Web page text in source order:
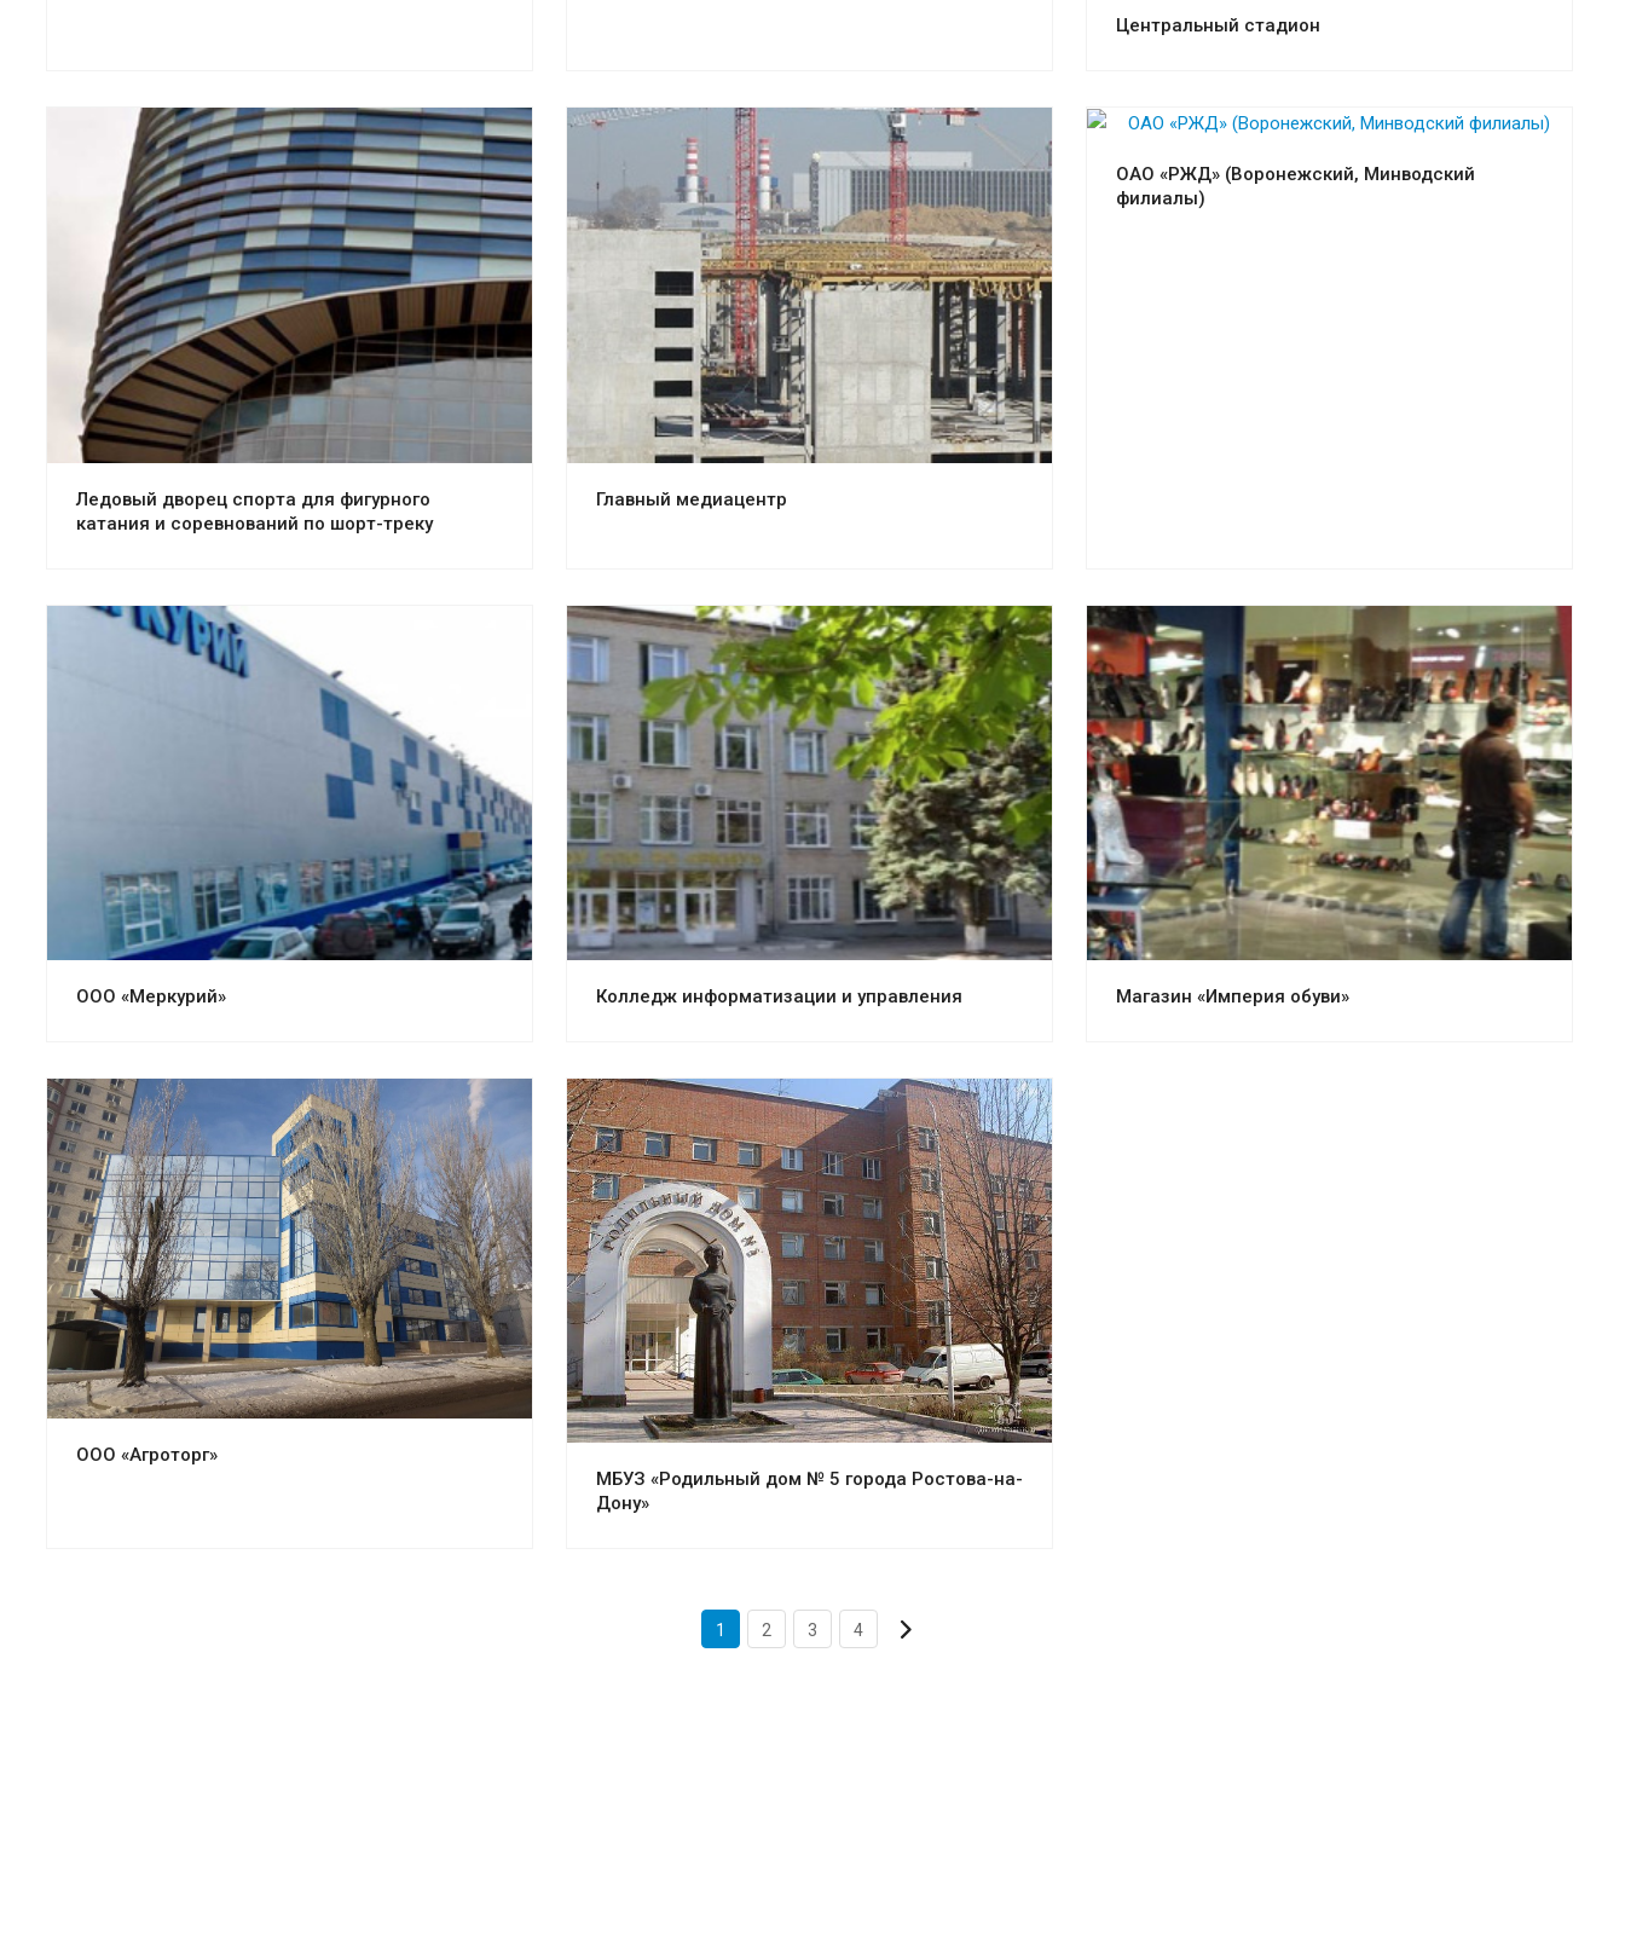
Центральный стадион
Смотреть проект
Ледовый дворец спорта для фигурного
катания и соревнований по шорт-треку
Смотреть проект
Главный медиацентр
ОАО «РЖД» (Воронежский, Минводский
филиалы)
ООО «Меркурий»
Смотреть проект
Колледж информатизации и управления
Смотреть проект
Магазин «Империя обуви»
Смотреть проект
ООО «Агроторг»
Смотреть проект
МБУЗ «Родильный дом № 5 города Ростова-на-
Дону»
1 2 3 4